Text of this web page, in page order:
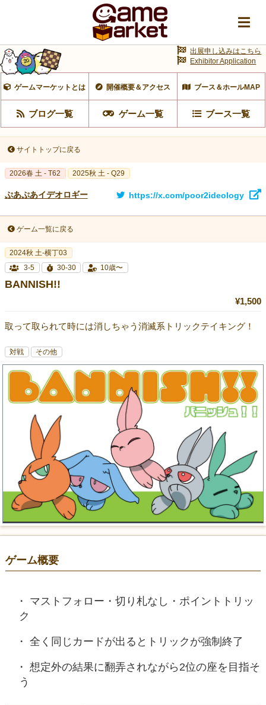
ゲームマーケットとは 開催概要＆アクセス ブース＆ホールMAP
ブログ一覧 ゲーム一覧 ブース一覧
出展申し込みはこちら
Exhibitor Application
サイトトップに戻る
2026春 土 - T62 2025秋 土 - Q29
ぷあぷあイデオロギー https://x.com/poor2ideology
ゲーム一覧に戻る
2024秋 土-横丁03
3-5
30-30 10歳〜
BANNISH!!
¥1,500
取って取られて時には消しちゃう消滅系トリックテイキング！
対戦 その他
ゲーム概要
マストフォロー・切り札なし・ポイントトリッ
ク
全く同じカードが出るとトリックが強制終了
想定外の結果に翻弄されながら2位の座を目指そ
う